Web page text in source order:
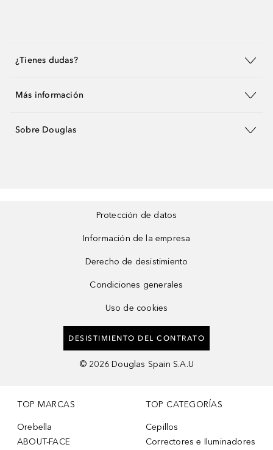
¿Tienes dudas?
Más información
Sobre Douglas
Protección de datos
Información de la empresa
Derecho de desistimiento
Condiciones generales
Uso de cookies
DESISTIMIENTO DEL CONTRATO
© 2026 Douglas Spain S.A.U
TOP MARCAS
Orebella
ABOUT-FACE
TOP CATEGORÍAS
Cepillos
Correctores e Iluminadores